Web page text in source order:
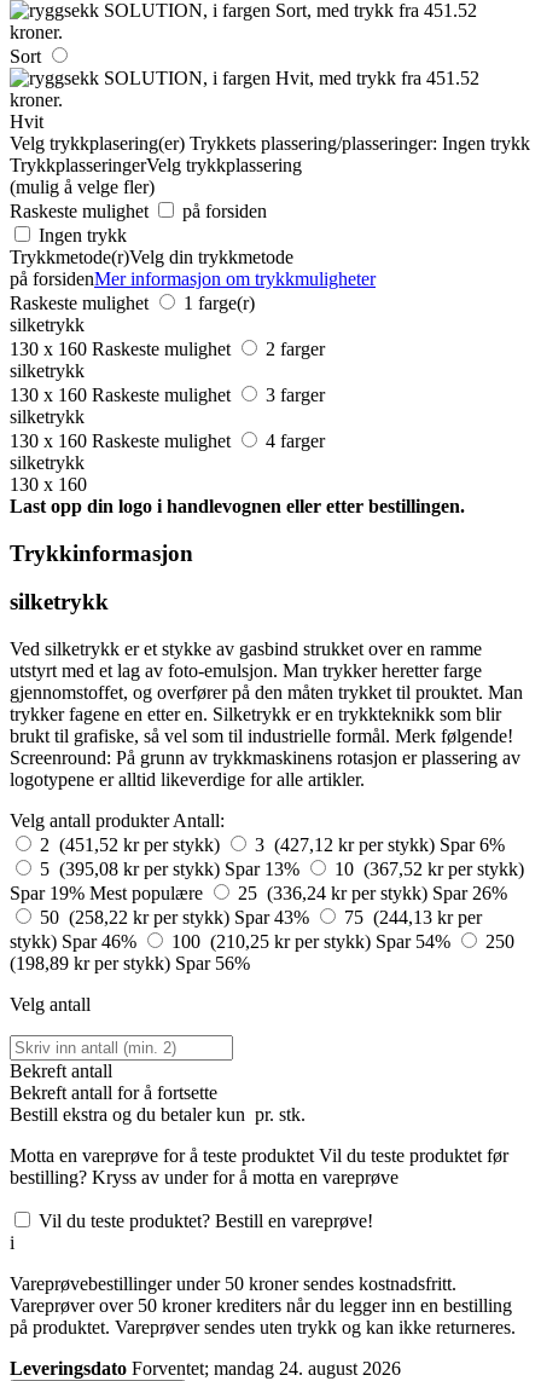
Sort
Hvit
Velg trykkplasering(er) Trykkets plassering/plasseringer: Ingen trykk
TrykkplasseringerVelg trykkplassering
(mulig å velge fler)
Raskeste mulighet
på forsiden
Ingen trykk
Trykkmetode(r)Velg din trykkmetode
på forsidenMer informasjon om trykkmuligheter
Raskeste mulighet
1 farge(r)
silketrykk
130 x 160 Raskeste mulighet
2 farger
silketrykk
130 x 160 Raskeste mulighet
3 farger
silketrykk
130 x 160 Raskeste mulighet
4 farger
silketrykk
130 x 160
Last opp din logo i handlevognen eller etter bestillingen.
Trykkinformasjon
silketrykk
Ved silketrykk er et stykke av gasbind strukket over en ramme
utstyrt med et lag av foto-emulsjon. Man trykker heretter farge
gjennomstoffet, og overfører på den måten trykket til prouktet. Man
trykker fagene en etter en. Silketrykk er en trykkteknikk som blir
brukt til grafiske, så vel som til industrielle formål. Merk følgende!
Screenround: På grunn av trykkmaskinens rotasjon er plassering av
logotypene er alltid likeverdige for alle artikler.
Velg antall produkter Antall:
2 (451,52 kr per stykk)
3 (427,12 kr per stykk) Spar 6%
5 (395,08 kr per stykk) Spar 13%
10 (367,52 kr per stykk)
Spar 19% Mest populære 25 (336,24 kr per stykk) Spar 26%
50 (258,22 kr per stykk) Spar 43%
75 (244,13 kr per
stykk) Spar 46% 100 (210,25 kr per stykk) Spar 54%
250
(198,89 kr per stykk) Spar 56%
Velg antall
Bekreft antall
Bekreft antall for å fortsette
Bestill ekstra og du betaler kun pr. stk.
Motta en vareprøve for å teste produktet Vil du teste produktet før
bestilling? Kryss av under for å motta en vareprøve
Vil du teste produktet? Bestill en vareprøve!
i
Vareprøvebestillinger under 50 kroner sendes kostnadsfritt.
Vareprøver over 50 kroner krediters når du legger inn en bestilling
på produktet. Vareprøver sendes uten trykk og kan ikke returneres.
Leveringsdato Forventet; mandag 24. august 2026